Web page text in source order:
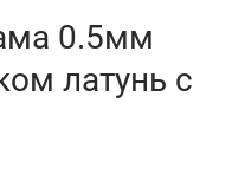
0.5мм
латунь с